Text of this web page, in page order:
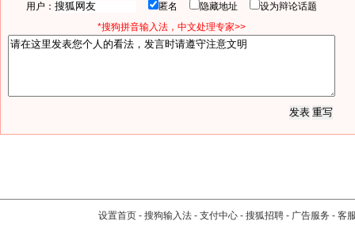
用户： 匿名 隐藏地址
设为辩论话题
*搜狗拼音输入法，中文处理专家>>
设置首页 - 搜狗输入法 - 支付中心 - 搜狐招聘 - 广告服务 - 客